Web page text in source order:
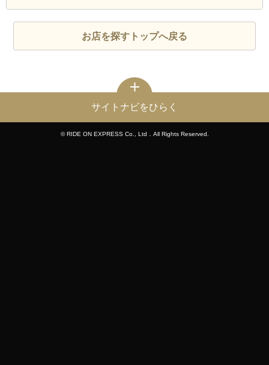
お店を探すトップへ戻る
サイトナビをひらく
© RIDE ON EXPRESS Co., Ltd．All Rights Reserved.